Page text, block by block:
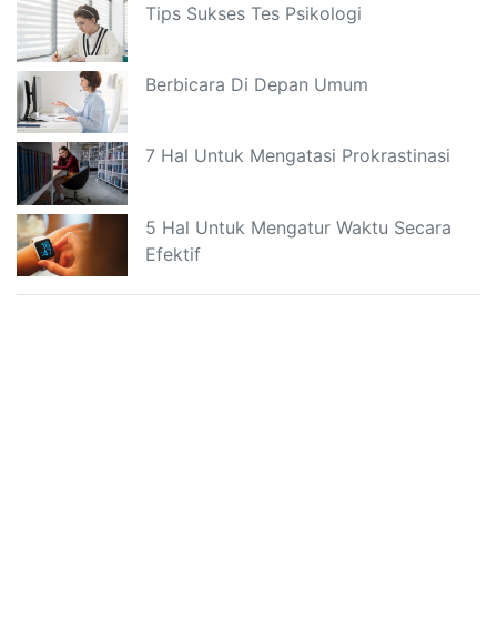
Tips Sukses Tes Psikologi
Berbicara Di Depan Umum
7 Hal Untuk Mengatasi Prokrastinasi
5 Hal Untuk Mengatur Waktu Secara
Efektif